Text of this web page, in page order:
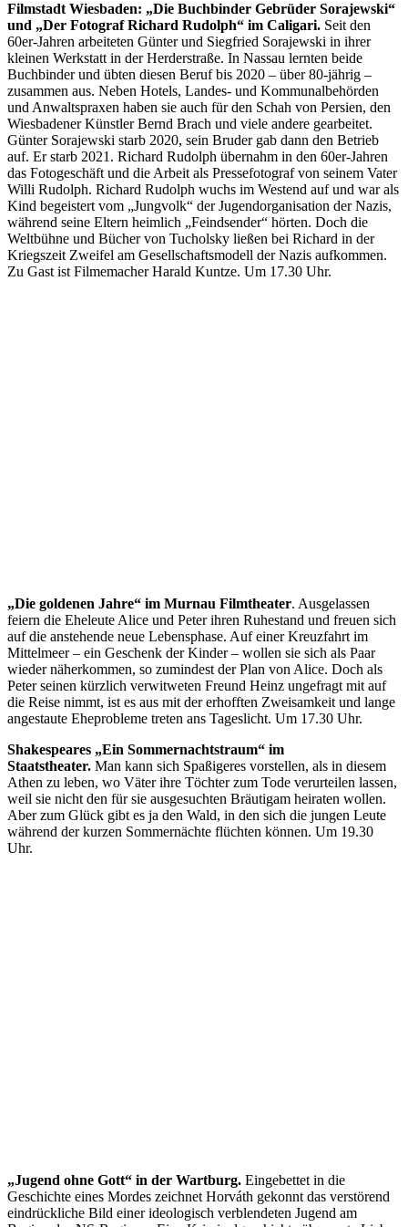
Filmstadt Wiesbaden: „Die Buchbinder Gebrüder Sorajewski“
und „Der Fotograf Richard Rudolph“ im Caligari. Seit den
60er-Jahren arbeiteten Günter und Siegfried Sorajewski in ihrer
kleinen Werkstatt in der Herderstraße. In Nassau lernten beide
Buchbinder und übten diesen Beruf bis 2020 – über 80-jährig –
zusammen aus. Neben Hotels, Landes- und Kommunalbehörden
und Anwaltspraxen haben sie auch für den Schah von Persien, den
Wiesbadener Künstler Bernd Brach und viele andere gearbeitet.
Günter Sorajewski starb 2020, sein Bruder gab dann den Betrieb
auf. Er starb 2021. Richard Rudolph übernahm in den 60er-Jahren
das Fotogeschäft und die Arbeit als Pressefotograf von seinem Vater
Willi Rudolph. Richard Rudolph wuchs im Westend auf und war als
Kind begeistert vom „Jungvolk“ der Jugendorganisation der Nazis,
während seine Eltern heimlich „Feindsender“ hörten. Doch die
Weltbühne und Bücher von Tucholsky ließen bei Richard in der
Kriegszeit Zweifel am Gesellschaftsmodell der Nazis aufkommen.
Zu Gast ist Filmemacher Harald Kuntze. Um 17.30 Uhr.
„Die goldenen Jahre“ im Murnau Filmtheater. Ausgelassen
feiern die Eheleute Alice und Peter ihren Ruhestand und freuen sich
auf die anstehende neue Lebensphase. Auf einer Kreuzfahrt im
Mittelmeer – ein Geschenk der Kinder – wollen sie sich als Paar
wieder näherkommen, so zumindest der Plan von Alice. Doch als
Peter seinen kürzlich verwitweten Freund Heinz ungefragt mit auf
die Reise nimmt, ist es aus mit der erhofften Zweisamkeit und lange
angestaute Eheprobleme treten ans Tageslicht. Um 17.30 Uhr.
Shakespeares „Ein Sommernachtstraum“ im
Staatstheater. Man kann sich Spaßigeres vorstellen, als in diesem
Athen zu leben, wo Väter ihre Töchter zum Tode verurteilen lassen,
weil sie nicht den für sie ausgesuchten Bräutigam heiraten wollen.
Aber zum Glück gibt es ja den Wald, in den sich die jungen Leute
während der kurzen Sommernächte flüchten können. Um 19.30
Uhr.
„Jugend ohne Gott“ in der Wartburg. Eingebettet in die
Geschichte eines Mordes zeichnet Horváth gekonnt das verstörend
eindrückliche Bild einer ideologisch verblendeten Jugend am